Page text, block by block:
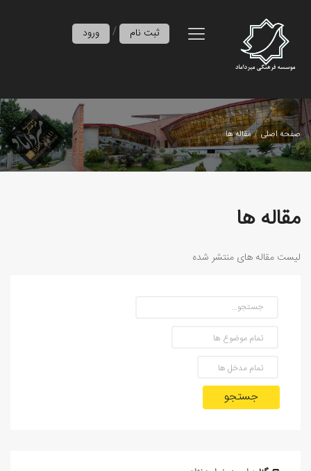
ورود / ثبت نام
صفحه اصلی مقاله ها
مقاله ها
لیست مقاله های منتشر شده
جستجو